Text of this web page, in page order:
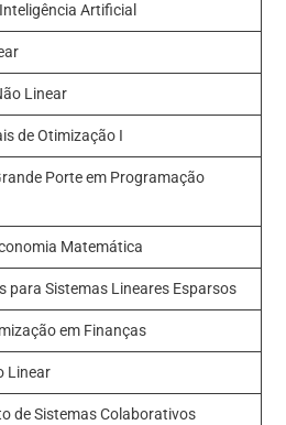
Artificial
Linear
de Otimização I
Porte em Programação
Matemática
para Sistemas Lineares Esparsos
em Finanças
Linear
de Sistemas Colaborativos